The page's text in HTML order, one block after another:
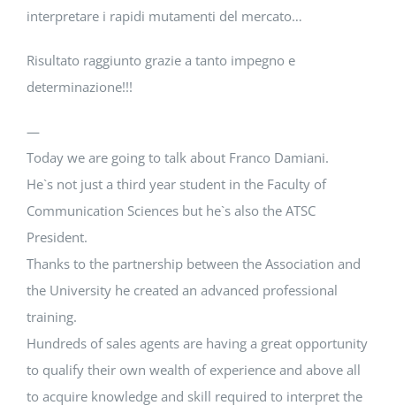
interpretare i rapidi mutamenti del mercato…
Risultato raggiunto grazie a tanto impegno e
determinazione!!!
—
Today we are going to talk about Franco Damiani.
He`s not just a third year student in the Faculty of
Communication Sciences but he`s also the ATSC
President.
Thanks to the partnership between the Association and
the University he created an advanced professional
training.
Hundreds of sales agents are having a great opportunity
to qualify their own wealth of experience and above all
to acquire knowledge and skill required to interpret the